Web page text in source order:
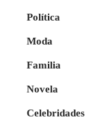
Política
Moda
Familia
Novela
Celebridades